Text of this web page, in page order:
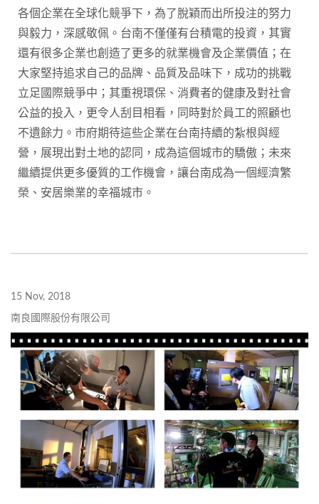
各個企業在全球化競爭下，為了脫穎而出所投注的努力
與毅力，深感敬佩。台南不僅僅有台積電的投資，其實
還有很多企業也創造了更多的就業機會及企業價值；在
大家堅持追求自己的品牌、品質及品味下，成功的挑戰
立足國際競爭中；其重視環保、消費者的健康及對社會
公益的投入，更令人刮目相看，同時對於員工的照顧也
不遺餘力。市府期待這些企業在台南持續的紮根與經
營，展現出對土地的認同，成為這個城市的驕傲；未來
繼續提供更多優質的工作機會，讓台南成為一個經濟繁
榮、安居樂業的幸福城市。
15 Nov, 2018
南良國際股份有限公司